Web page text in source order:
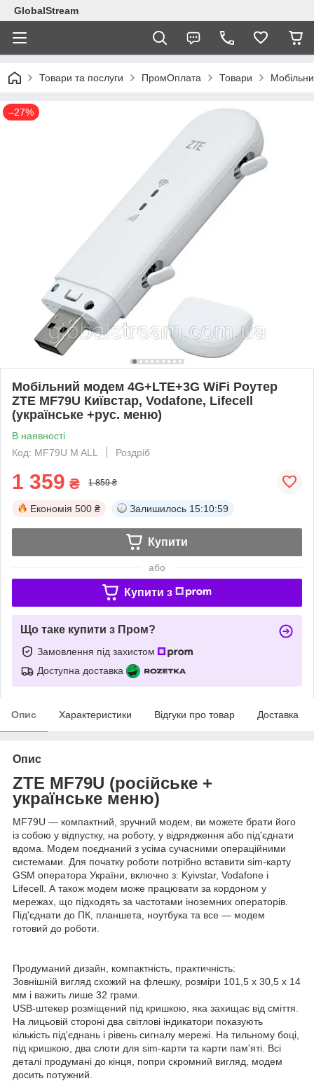
GlobalStream
Товари та послуги ПромОплата Товари
–27%
Мобільний модем 4G+LTE+3G WiFi Роутер
ZTE MF79U Київстар, Vodafone, Lifecell
(українське +рус. меню)
В наявності
Код: MF79U M ALL
Роздріб
1 359 ₴ 1 859 ₴
Економія 500 ₴ Залишилось 15:10:58
Купити
або
Купити з
Що таке купити з Пром?
Замовлення під захистом
Доступна доставка
Опис Характеристики Відгуки про товар Доставка
Опис
ZTE MF79U (російське +
українське меню)
MF79U — компактний, зручний модем, ви можете брати його
із собою у відпустку, на роботу, у відрядження або під'єднати
вдома. Модем поєднаний з усіма сучасними операційними
системами. Для початку роботи потрібно вставити sim-карту
GSM оператора України, включно з: Kyivstar, Vodafone і
Lifecell. А також модем може працювати за кордоном у
мережах, що підходять за частотами іноземних операторів.
Під'єднати до ПК, планшета, ноутбука та все — модем
готовий до роботи.
Продуманий дизайн, компактність, практичність:
Зовнішній вигляд схожий на флешку, розміри 101,5 х 30,5 х 14
мм і важить лише 32 грами.
USB-штекер розміщений під кришкою, яка захищає від сміття.
На лицьовій стороні два світлові індикатори показують
кількість під'єднань і рівень сигналу мережі. На тильному боці,
під кришкою, два слоти для sim-карти та карти пам'яті. Всі
деталі продумані до кінця, попри скромний вигляд, модем
досить потужний.